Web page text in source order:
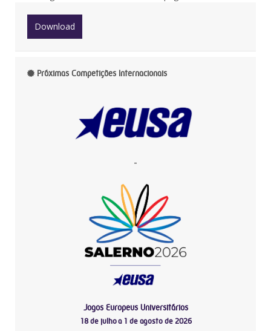
Download
Próximas Competições Internacionais
-
Jogos Europeus Universitários
18 de julho a 1 de agosto de 2026